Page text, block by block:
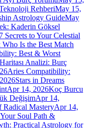
RehberiMay 15,
Astrology GuideMay
Kaderin Göksel
Secrets to Your Celestial
Is the Best Match
Best & Worst
Analizi: Burç
Aries Compatibility:
Stars in Dreams
Apr 14, 2026Koç Burcu
DeğişimApr 14,
Radical MasteryApr 14,
Soul Path &
Practical Astrology for